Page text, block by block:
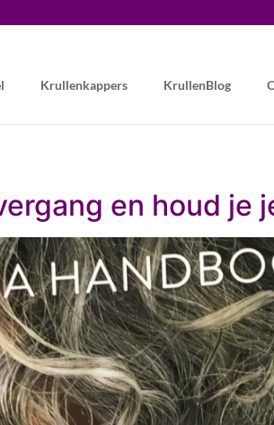
Krullenkappers KrullenBlog
en houd je